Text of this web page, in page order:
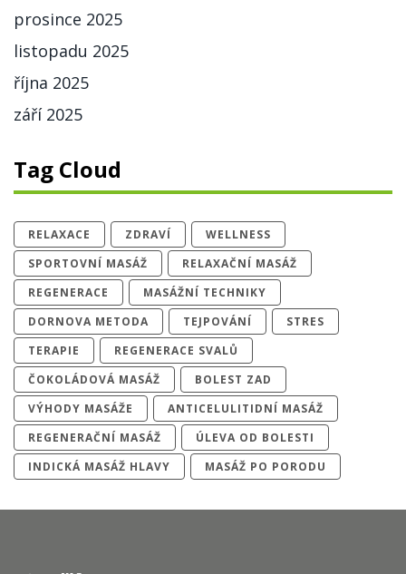
prosince 2025
listopadu 2025
října 2025
září 2025
Tag Cloud
RELAXACE ZDRAVÍ
WELLNESS
SPORTOVNÍ MASÁŽ
RELAXAČNÍ MASÁŽ
REGENERACE
MASÁŽNÍ TECHNIKY
DORNOVA METODA
TEJPOVÁNÍ
STRES
TERAPIE
REGENERACE SVALŮ
ČOKOLÁDOVÁ MASÁŽ
BOLEST ZAD
VÝHODY MASÁŽE
ANTICELULITIDNÍ MASÁŽ
REGENERAČNÍ MASÁŽ
ÚLEVA OD BOLESTI
INDICKÁ MASÁŽ HLAVY
MASÁŽ PO PORODU